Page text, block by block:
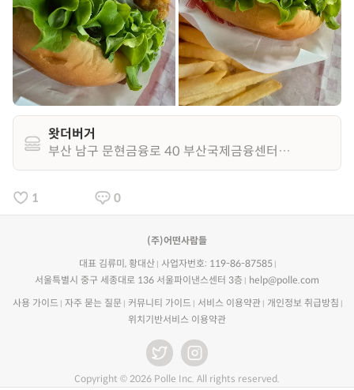
왓더버거
부산 남구 문현금융로 40 부산국제금융센터 1층 115호
1 0
(주)어떤사람들
대표 김류미, 황대산
사업자번호: 119-86-87585
서울특별시 중구 세종대로 136 서울파이낸스센터 3층
help@polle.com
사용 가이드 자주 묻는 질문 커뮤니티 가이드 서비스 이용약관
개인정보 취급방침
위치기반서비스 이용약관
Copyright © 2026 Polle Inc. All rights reserved.